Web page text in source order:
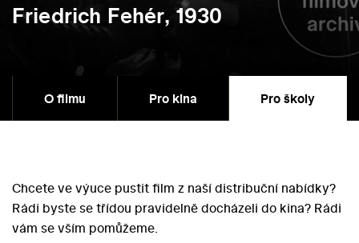
Friedrich Fehér, 1930
O filmu Pro kina Pro školy
Chcete ve výuce pustit film z naší distribuční nabídky?
Rádi byste se třídou pravidelně docházeli do kina? Rádi
vám se vším pomůžeme.